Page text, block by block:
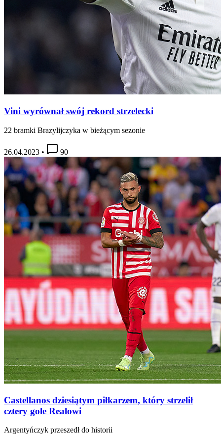
Vini wyrównał swój rekord strzelecki
22 bramki Brazylijczyka w bieżącym sezonie
26.04.2023 • 90
Castellanos dziesiątym piłkarzem, który strzelił
cztery gole Realowi
Argentyńczyk przeszedł do historii